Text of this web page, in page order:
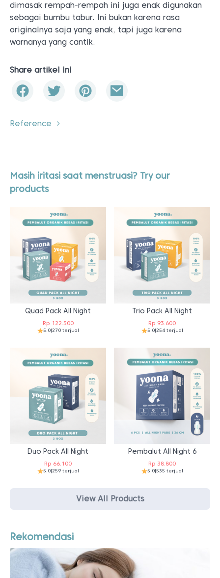
dimasak rempah-rempah ini juga enak digunakan
sebagai bumbu tabur. Ini bukan karena rasa
originalnya saja yang enak, tapi juga karena
warnanya yang cantik.
Share artikel ini
Reference
Masih iritasi saat menstruasi? Try our
products
Quad Pack All Night
Rp122.500
5.0|270 terjual
Trio Pack All Night
Rp 93.600
5.0|254 terjual
Duo Pack All Night
Rp 66.100
5.0|259 terjual
Pembalut All Night 6
Rp 38.800
5.0|535 terjual
View All Products
Rekomendasi